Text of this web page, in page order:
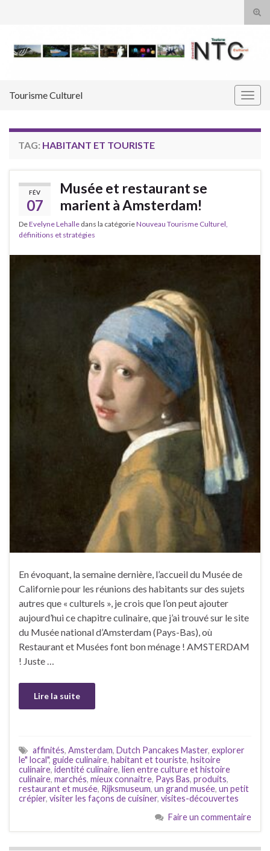
Tourisme Culturel
TAG: HABITANT ET TOURISTE
FÉV
07
Musée et restaurant se
marient à Amsterdam!
DeEvelyne Lehalle dans la catégorieNouveau Tourisme Culturel,
définitions et stratégies
En évoquant, la semaine dernière, l’accueil du Musée de
Californie pour les réunions des habitants sur des sujets
autres que « culturels », je crois que l’on peut ajouter
aujourd’hui ce chapitre culinaire, que j’ai trouvé sur le site
du Musée national d’Amsterdam (Pays-Bas), où
Restaurant et Musées font bon ménage ! AMSTERDAM
! Juste …
Lire la suite
affinités, Amsterdam, Dutch Pancakes Master, explorer
le" local", guide culinaire, habitant et touriste, hsitoire
culinaire, identité culinaire, lien entre culture et histoire
culinaire, marchés, mieux connaitre, Pays Bas, produits,
restaurant et musée, Rijksmuseum, un grand musée, un petit
crépier, visiter les façons de cuisiner, visites-découvertes
Faire un commentaire